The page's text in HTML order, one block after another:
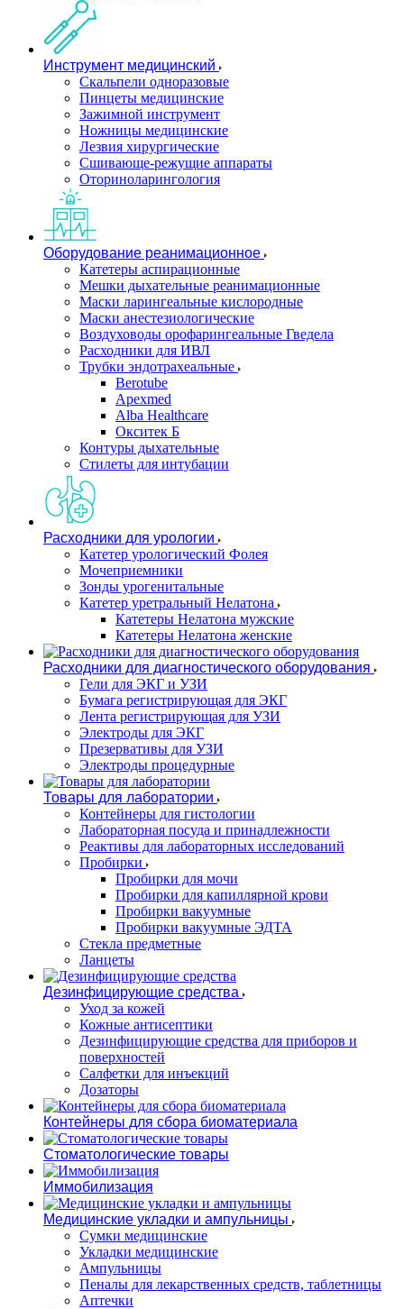
Инструмент медицинский
Скальпели одноразовые
Пинцеты медицинские
Зажимной инструмент
Ножницы медицинские
Лезвия хирургические
Сшивающе-режущие аппараты
Оториноларингология
Оборудование реанимационное
Катетеры аспирационные
Мешки дыхательные реанимационные
Маски ларингеальные кислородные
Маски анестезиологические
Воздуховоды орофарингеальные Гведела
Расходники для ИВЛ
Трубки эндотрахеальные
Berotube
Apexmed
Alba Healthcare
Окситек Б
Контуры дыхательные
Стилеты для интубации
Расходники для урологии
Катетер урологический Фолея
Мочеприемники
Зонды урогенитальные
Катетер уретральный Нелатона
Катетеры Нелатона мужские
Катетеры Нелатона женские
Расходники для диагностического оборудования
Гели для ЭКГ и УЗИ
Бумага регистрирующая для ЭКГ
Лента регистрирующая для УЗИ
Электроды для ЭКГ
Презервативы для УЗИ
Электроды процедурные
Товары для лаборатории
Контейнеры для гистологии
Лабораторная посуда и принадлежности
Реактивы для лабораторных исследований
Пробирки
Пробирки для мочи
Пробирки для капиллярной крови
Пробирки вакуумные
Пробирки вакуумные ЭДТА
Стекла предметные
Ланцеты
Дезинфицирующие средства
Уход за кожей
Кожные антисептики
Дезинфицирующие средства для приборов и
поверхностей
Салфетки для инъекций
Дозаторы
Контейнеры для сбора биоматериала
Стоматологические товары
Иммобилизация
Медицинские укладки и ампульницы
Сумки медицинские
Укладки медицинские
Ампульницы
Пеналы для лекарственных средств, таблетницы
Аптечки